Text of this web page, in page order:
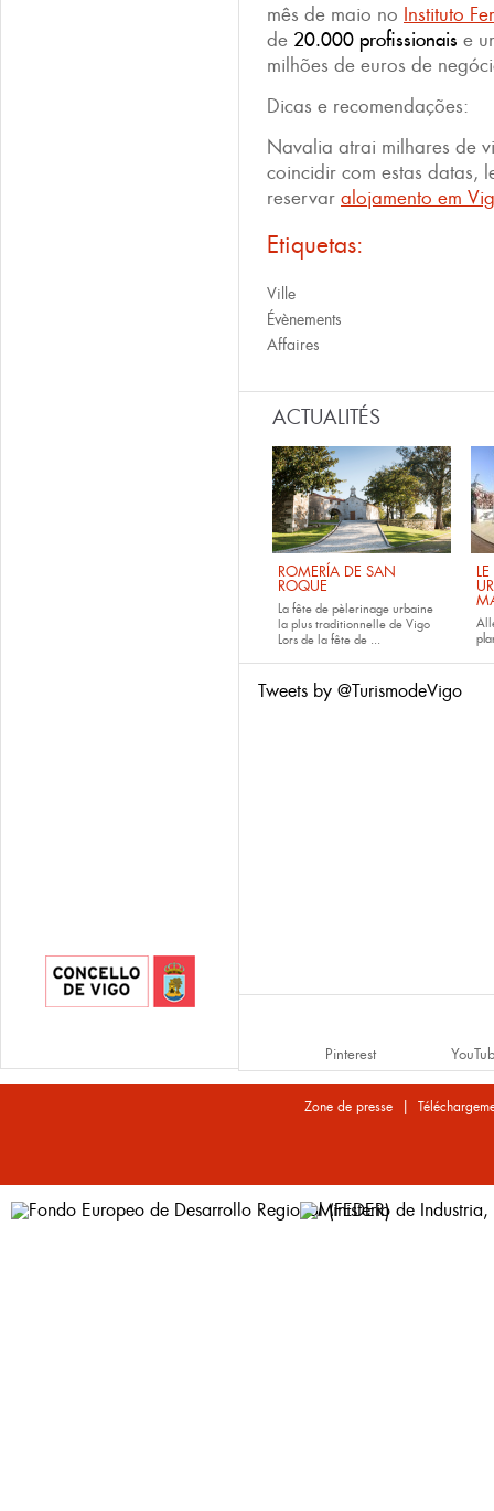
mês de maio no Instituto
de 20.000 profissionais e
milhões de euros de
Dicas e recomendações:
Navalia atrai milhares de
coincidir com estas datas,
reservar alojamento em
Etiquetas:
Ville
Évènements
Affaires
ACTUALITÉS
ROMERÍA DE SAN
ROQUE
La fête de pèlerinage urbaine
la plus traditionnelle de Vigo
Lors de la fête de ...
Tweets by @TurismodeVigo
Pinterest
Zone de presse |